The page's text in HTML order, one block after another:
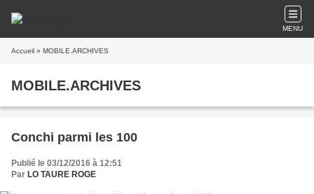
MENU
Accueil » MOBILE.ARCHIVES
MOBILE.ARCHIVES
Conchi parmi les 100
Publié le 03/12/2016 à 12:51
Par LO TAURE ROGE